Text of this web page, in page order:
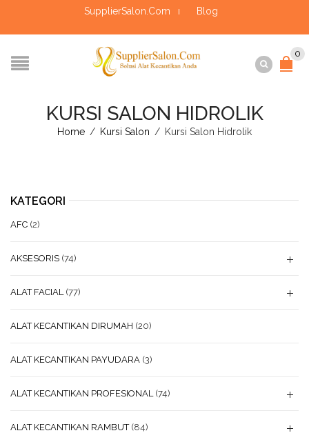
SupplierSalon.Com Blog
0
KURSI SALON HIDROLIK
Home / Kursi Salon / Kursi Salon Hidrolik
KATEGORI
AFC (2)
AKSESORIS (74)
ALAT FACIAL (77)
ALAT KECANTIKAN DIRUMAH (20)
ALAT KECANTIKAN PAYUDARA (3)
ALAT KECANTIKAN PROFESIONAL (74)
ALAT KECANTIKAN RAMBUT (84)